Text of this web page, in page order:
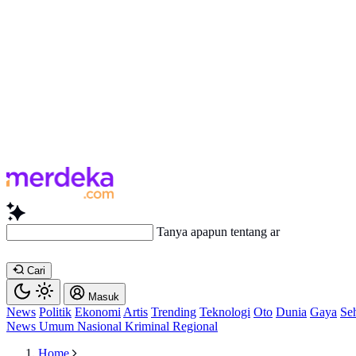
Tanya apapun tentang artikel ini...
Cari
Masuk
News Politik Ekonomi Artis Trending Teknologi Oto Dunia Gaya
News Umum Nasional Kriminal Regional
Home